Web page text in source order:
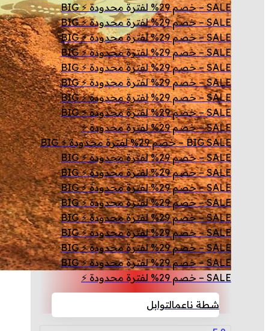
SALE – خصم 29% لفترة محدودة ⚡ BIG
SALE – خصم 29% لفترة محدودة ⚡ BIG
SALE – خصم 29% لفترة محدودة ⚡ BIG
SALE – خصم 29% لفترة محدودة ⚡ BIG
SALE – خصم 29% لفترة محدودة ⚡ BIG
SALE – خصم 29% لفترة محدودة ⚡ BIG
SALE – خصم 29% لفترة محدودة ⚡ BIG
SALE – خصم 29% لفترة محدودة ⚡ BIG
SALE – خصم 29% لفترة محدودة ⚡
BIG SALE – خصم 29% لفترة محدودة ⚡ BIG
SALE – خصم 29% لفترة محدودة ⚡ BIG
SALE – خصم 29% لفترة محدودة ⚡ BIG
SALE – خصم 29% لفترة محدودة ⚡ BIG
SALE – خصم 29% لفترة محدودة ⚡ BIG
SALE – خصم 29% لفترة محدودة ⚡ BIG
SALE – خصم 29% لفترة محدودة ⚡ BIG
SALE – خصم 29% لفترة محدودة ⚡ BIG
SALE – خصم 29% لفترة محدودة ⚡ BIG
SALE – خصم 29% لفترة محدودة ⚡
شطة ناعمالتوابل